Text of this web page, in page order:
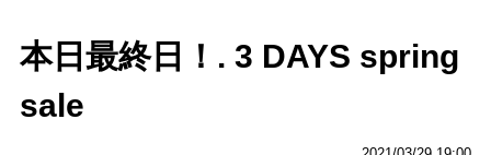
本日最終日！. 3 DAYS spring
sale